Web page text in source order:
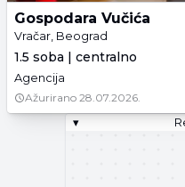
Gospodara Vučića
Vračar, Beograd
1.5 soba | centralno
Agencija
Ažurirano 28.07.2026.
▾